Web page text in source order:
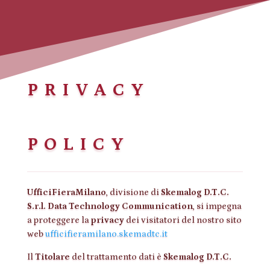
PRIVACY
POLICY
UfficiFieraMilano, divisione diSkemalog D.T.C.
S.r.l. Data Technology Communication, si impegna
a proteggere laprivacydei visitatori del nostro sito
webufficifieramilano.skemadtc.it
IlTitolare del trattamento dati è Skemalog D.T.C.